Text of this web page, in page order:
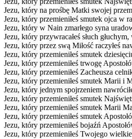
Jezu, który na prośbę Matki swojej
Jezu, który przemieniłeś smutek ojca w
Jezu, który w Nain zmarłego syna
Jezu, który przywracałeś słuch
Jezu, który przez swą Miłość raczyłeś
Jezu, który przemieniłeś smutek
Jezu, który przemieniłeś trwogę
Jezu, który przemieniłeś Zacheusza
Jezu, który przemieniłeś smutek Marii i
Jezu, który jednym spojrzeniem
Jezu, który przemieniłeś smutek
Jezu, który przemieniłeś smutek Marii
Jezu, który przemieniłeś smutek
Jezu, który przemieniłeś bojaźń
Jezu, który przemieniłeś Twojego